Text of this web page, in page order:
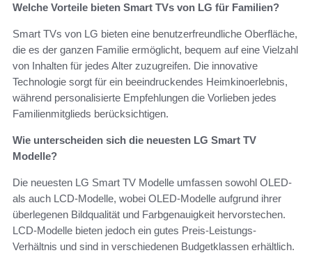
Welche Vorteile bieten Smart TVs von LG für Familien?
Smart TVs von LG bieten eine benutzerfreundliche Oberfläche,
die es der ganzen Familie ermöglicht, bequem auf eine Vielzahl
von Inhalten für jedes Alter zuzugreifen. Die innovative
Technologie sorgt für ein beeindruckendes Heimkinoerlebnis,
während personalisierte Empfehlungen die Vorlieben jedes
Familienmitglieds berücksichtigen.
Wie unterscheiden sich die neuesten LG Smart TV
Modelle?
Die neuesten LG Smart TV Modelle umfassen sowohl OLED-
als auch LCD-Modelle, wobei OLED-Modelle aufgrund ihrer
überlegenen Bildqualität und Farbgenauigkeit hervorstechen.
LCD-Modelle bieten jedoch ein gutes Preis-Leistungs-
Verhältnis und sind in verschiedenen Budgetklassen erhältlich.